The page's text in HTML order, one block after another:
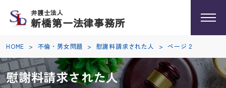
弁護士法人
新橋第一法律事務所
HOME > 不倫・男女問題 > 慰謝料請求された人 > ページ 2
慰謝料請求された人